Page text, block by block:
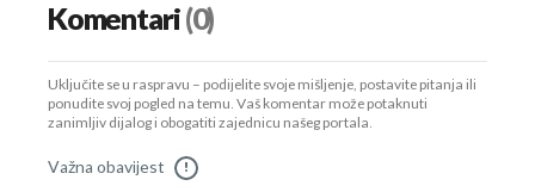
Komentari(0)
Uključite se u raspravu – podijelite svoje mišljenje, postavite pitanja ili
ponudite svoj pogled na temu. Vaš komentar može potaknuti
zanimljiv dijalog i obogatiti zajednicu našeg portala.
Važna obavijest !